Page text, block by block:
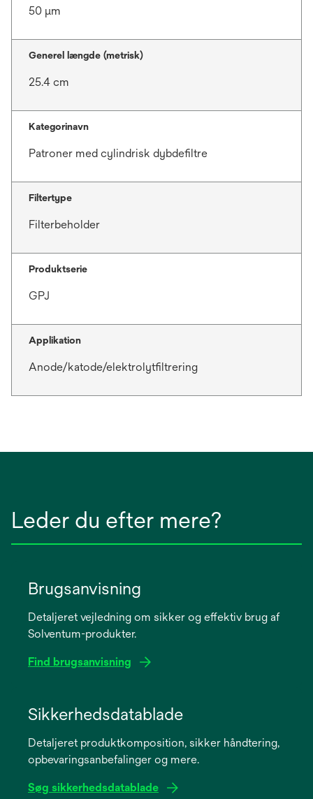
50 μm
Generel længde (metrisk)
25.4 cm
Kategorinavn
Patroner med cylindrisk dybdefiltre
Filtertype
Filterbeholder
Produktserie
GPJ
Applikation
Anode/katode/elektrolytfiltrering
Leder du efter mere?
Brugsanvisning
Detaljeret vejledning om sikker og effektiv brug af
Solventum-produkter.
Find brugsanvisning
new
Sikkerhedsdatablade
Detaljeret produktkomposition, sikker håndtering,
opbevaringsanbefalinger og mere.
Søg sikkerhedsdatablade